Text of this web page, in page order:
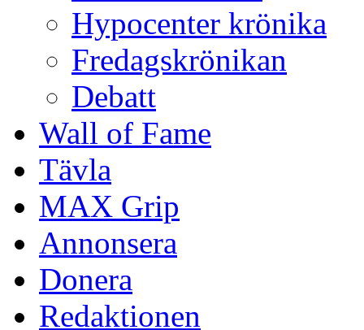
Hypocenter krönika
Fredagskrönikan
Debatt
Wall of Fame
Tävla
MAX Grip
Annonsera
Donera
Redaktionen